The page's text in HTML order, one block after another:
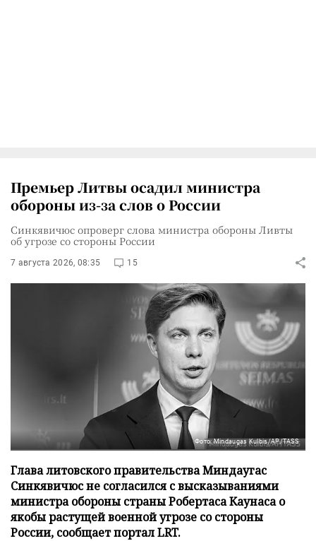
Премьер Литвы осадил министра
обороны из-за слов о России
Синкявичюс опроверг слова министра обороны Ливты
об угрозе со стороны России
7 августа 2026, 08:35 15
Фото: Mindaugas Kulbis/AP/TASS
Глава литовского правительства Миндаугас
Синкявичюс не согласился с высказываниями
министра обороны страны Робертаса Каунаса о
якобы растущей военной угрозе со стороны
России, сообщает портал LRT.